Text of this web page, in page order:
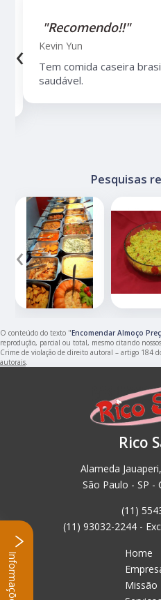
"Recomendo!!"
Kevin Yun
Tem comida caseira
saudável.
‹
Pesquisas
‹
O conteúdo do texto "Encomendar Almoço
reprodução, parcial ou total, mesmo citando
Crime de violação de direito autoral – artigo 184
autorais
Rico
Alameda
São Paulo - SP -
(11)
(11) 93032-2244 -
Home
Missão
Informações